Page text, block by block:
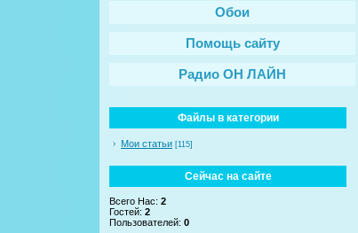
Обои
Помощь сайту
Радио ОН ЛАЙН
Файлы в категории
Мои статьи [115]
Сейчас на сайте
Всего Нас: 2
Гостей: 2
Пользователей: 0